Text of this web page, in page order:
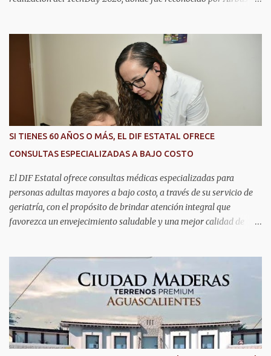
seguridad pública y la atención de emergencias. Este encuentro
reunió a autoridades, especialistas nacionales e internacionales y
representantes de instituciones de seguridad para intercambiar
conocimientos y conocer las tendencias más avanzadas en la
materia. La titular del C5i, Michelle Olmos Álvarez, señaló que este
reconocimiento es resultado de la capacidad operativa, la
infraestructura tecnológica de vanguardia y los modelos
innovadores de coordinación institucional que distinguen al C5i de
Aguascalientes, posicionándose como un referente nacional en
materia de atención de emergencias. "Bajo el liderazgo de la
SI TIENES 60 AÑOS O MÁS, EL DIF ESTATAL OFRECE
CONSULTAS ESPECIALIZADAS A BAJO COSTO
El DIF Estatal ofrece consultas médicas especializadas para
personas adultas mayores a bajo costo, a través de su servicio de
geriatría, con el propósito de brindar atención integral que
favorezca un envejecimiento saludable y una mejor calidad de
fundamentalmente en la prevención, el diagnóstico y tratamiento
de las enfermedades más comunes en las personas mayores de 60
años, como diabetes, hipertensión, deterioro cognitivo y
alzhéimer, entre otros padecimientos. "Nuestros adultos mayores
son el corazón de muchas familias y merecen todo nuestro respeto,
cuidado y reconocimiento; por eso, en el DIF Estatal impulsamos